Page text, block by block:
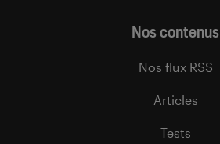
Nos contenus
Nos flux RSS
Articles
Tests